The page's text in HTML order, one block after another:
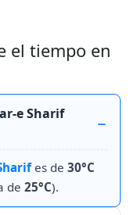
el tiempo en
e Sharif
es de 30°C
de 25°C).